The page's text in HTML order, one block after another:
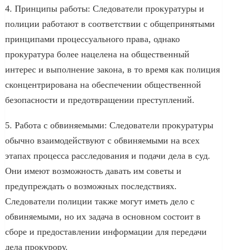
4. Принципы работы: Следователи прокуратуры и
полиции работают в соответствии с общепринятыми
принципами процессуального права, однако
прокуратура более нацелена на общественный
интерес и выполнение закона, в то время как полиция
сконцентрирована на обеспечении общественной
безопасности и предотвращении преступлений.
5. Работа с обвиняемыми: Следователи прокуратуры
обычно взаимодействуют с обвиняемыми на всех
этапах процесса расследования и подачи дела в суд.
Они имеют возможность давать им советы и
предупреждать о возможных последствиях.
Следователи полиции также могут иметь дело с
обвиняемыми, но их задача в основном состоит в
сборе и предоставлении информации для передачи
дела прокурору.